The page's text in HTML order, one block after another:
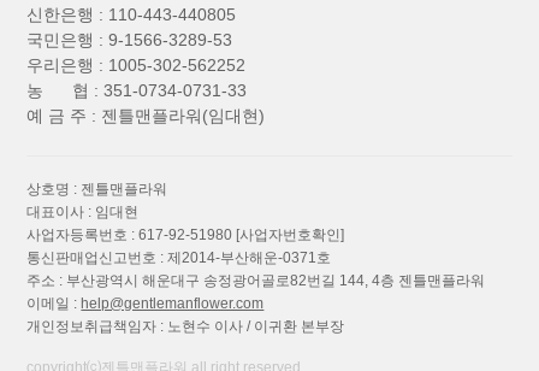
신한은행 : 110-443-440805
국민은행 : 9-1566-3289-53
우리은행 : 1005-302-562252
농 협 : 351-0734-0731-33
예 금 주 : 젠틀맨플라워(임대현)
상호명 : 젠틀맨플라워
대표이사 : 임대현
사업자등록번호 : 617-92-51980 [사업자번호확인]
통신판매업신고번호 : 제2014-부산해운-0371호
주소 : 부산광역시 해운대구 송정광어골로82번길 144, 4층 젠틀맨플라워
이메일 : help@gentlemanflower.com
개인정보취급책임자 : 노현수 이사 / 이귀환 본부장
copyright⒞젠틀맨플라워 all right reserved